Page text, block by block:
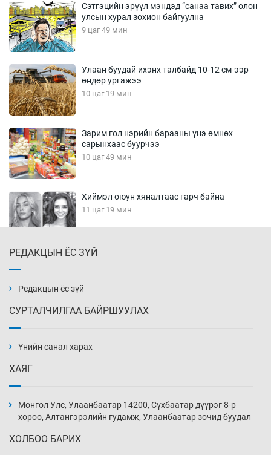
Сэтгэцийн эрүүл мэндэд “санаа тавих” олон
улсын хурал зохион байгуулна
9 цаг 49 мин
Улаан буудай ихэнх талбайд 10-12 см-ээр
өндөр ургажээ
10 цаг 19 мин
Зарим гол нэрийн барааны үнэ өмнөх
сарынхаас буурчээ
10 цаг 49 мин
Хиймэл оюун хяналтаас гарч байна
11 цаг 19 мин
11 цаг 49 мин
нэмэгджээ
12 цаг 19 мин
РЕДАКЦЫН ЁС ЗҮЙ
Редакцын ёс зүй
СУРТАЛЧИЛГАА БАЙРШУУЛАХ
Үнийн санал харах
ХАЯГ
Монгол Улс, Улаанбаатар 14200, Сүхбаатар дүүрэг 8-р
хороо, Алтангэрэлийн гудамж, Улаанбаатар зочид буудал
ХОЛБОО БАРИХ